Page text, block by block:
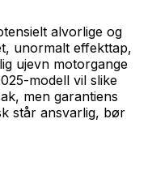
alvorlige og
unormalt effekttap,
ujevn motorgange
modell vil slike
men garantiens
står ansvarlig, bør